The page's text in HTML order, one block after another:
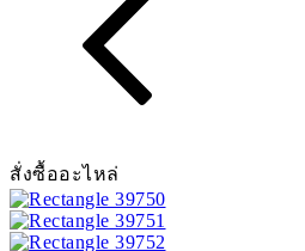
สั่งซื้ออะไหล่